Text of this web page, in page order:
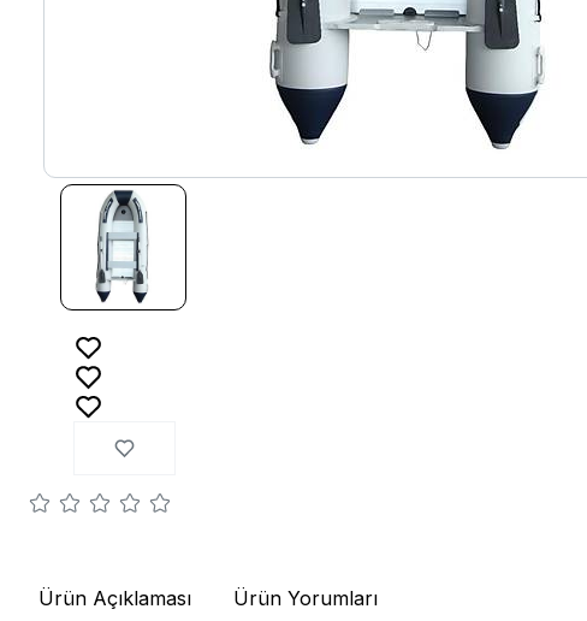
Ürün Açıklaması Ürün Yorumları